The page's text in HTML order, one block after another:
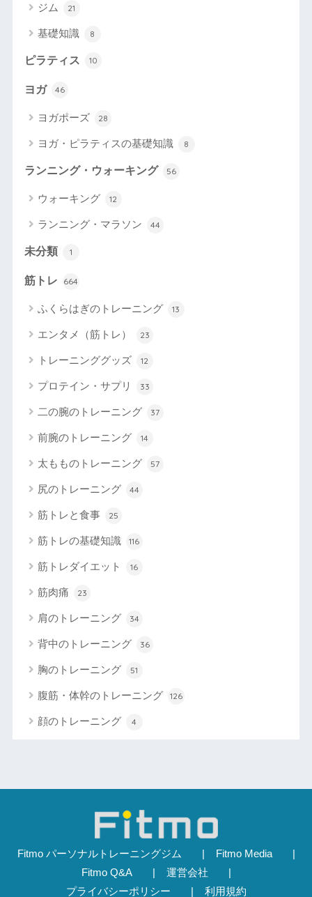
ジム 21
基礎知識 8
ピラティス 10
ヨガ 46
ヨガポーズ 28
ヨガ・ピラティスの基礎知識 8
ランニング・ウォーキング 56
ウォーキング 12
ランニング・マラソン 44
未分類 1
筋トレ 664
ふくらはぎのトレーニング 13
エンタメ（筋トレ） 23
トレーニンググッズ 12
プロテイン・サプリ 33
二の腕のトレーニング 37
前腕のトレーニング 14
太もものトレーニング 57
尻のトレーニング 44
筋トレと食事 25
筋トレの基礎知識 116
筋トレダイエット 16
筋肉痛 23
肩のトレーニング 34
背中のトレーニング 36
胸のトレーニング 51
腹筋・体幹のトレーニング 126
顔のトレーニング 4
Fitmo パーソナルトレーニングジム
Fitmo Media
Fitmo Q&A
運営会社
プライバシーポリシー
利用規約